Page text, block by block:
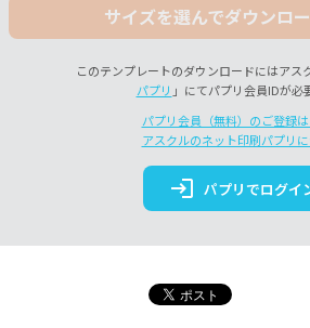
サイズを選んでダウンロ
このテンプレートのダウンロードにはアス
パプリ 」にてパプリ会員IDが必
パプリ会員（無料）のご登録
アスクルのネット印刷パプリ
login パプリでログイ